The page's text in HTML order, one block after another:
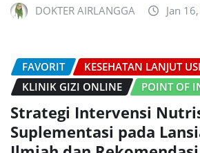
DOKTER AIRLANGGA Jan
FAVORIT
KESEHATAN LANJUT
KLINIK GIZI ONLINE
POINT OF
Strategi Intervensi
Suplementasi pada